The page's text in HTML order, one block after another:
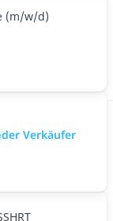
(m/w/d)
Verkäufer